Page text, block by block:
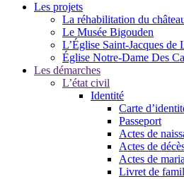
Les projets
La réhabilitation du
Le Musée Bigouden
L’Église Saint-Jacques de
Église Notre-Dame Des
Les démarches
L’état civil
Identité
Carte
Passeport
Actes de
Actes de
Actes de
Livret de